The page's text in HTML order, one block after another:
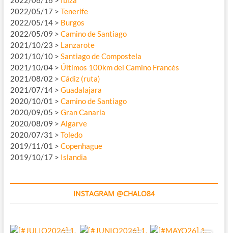
2022/05/17 > Tenerife
2022/05/14 > Burgos
2022/05/09 > Camino de Santiago
2021/10/23 > Lanzarote
2021/10/10 > Santiago de Compostela
2021/10/04 > Últimos 100km del Camino Francés
2021/08/02 > Cádiz (ruta)
2021/07/14 > Guadalajara
2020/10/01 > Camino de Santiago
2020/09/05 > Gran Canaria
2020/08/09 > Algarve
2020/07/31 > Toledo
2019/11/01 > Copenhague
2019/10/17 > Islandia
INSTAGRAM @CHALO84